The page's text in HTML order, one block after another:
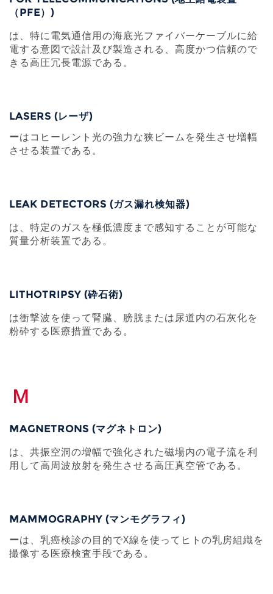
（PFE）)
は、特に電気通信用の海底光ファイバーケーブルに給
電する意図で設計及び製造される、高度かつ信頼ので
きる高圧冗長電源である。
LASERS (レーザ)
ーはコヒーレント光の強力な狭ビームを発生させ増幅
させる装置である。
LEAK DETECTORS (ガス漏れ検知器)
は、特定のガスを極低濃度まで感知することが可能な
質量分析装置である。
LITHOTRIPSY (砕石術)
は衝撃波を使って腎臓、膀胱または尿道内の石灰化を
粉砕する医療措置である。
M
MAGNETRONS (マグネトロン)
は、共振空洞の増幅で強化された磁場内の電子流を利
用して高周波放射を発生させる高圧真空管である。
MAMMOGRAPHY (マンモグラフィ)
ーは、乳癌検診の目的でX線を使ってヒトの乳房組織を
撮像する医療検査手段である。